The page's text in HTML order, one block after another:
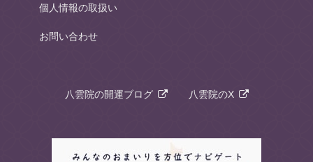
個人情報の取扱い
お問い合わせ
八雲院の開運ブログ 八雲院のX